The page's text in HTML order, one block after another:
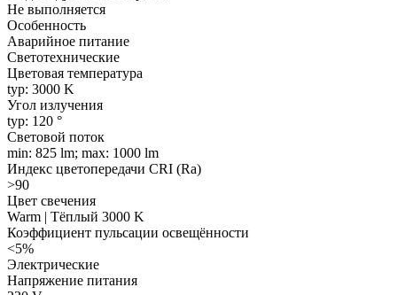
Не выполняется
Особенность
Аварийное питание
Светотехнические
Цветовая температура
typ: 3000 K
Угол излучения
typ: 120 °
Световой поток
min: 825 lm; max: 1000 lm
Индекс цветопередачи CRI (Ra)
>90
Цвет свечения
Warm | Тёплый 3000 K
Коэффициент пульсации освещённости
<5%
Электрические
Напряжение питания